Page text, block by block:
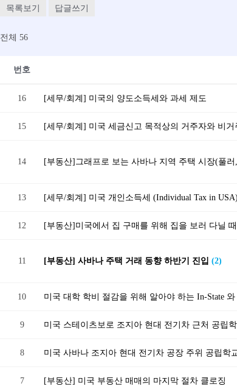
목록보기 답글쓰기
전체 56
번호
16 [세무/회계] 미국의 양도소득세와 과세 제도
15 [세무/회계] 미국 세금신고 목적상의 거주자와 비거
14 [부동산]그래프로 보는 사바나 지역 주택 시장(풀러
13 [세무/회계] 미국 개인소득세 (Individual Tax in USA)
12 [부동산] 미국에서 집 구매를 위해 집을 보러 다닐
11 [부동산] 사바나 주택 거래 동향 하반기 진입 (2)
10 미국 대학 학비 절감을 위해 알아야 하는 In-State 와
9 미국 스테이츠보로 조지아 현대 전기차 근처 공립
8 미국 사바나 조지아 현대 전기차 공장 주위 공립학
7 [부동산] 미국 부동산 매매의 마지막 절차 클로징